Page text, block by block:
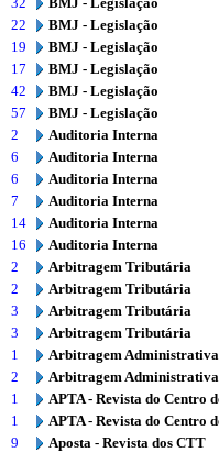
22
BMJ - Legislação
19
BMJ - Legislação
17
BMJ - Legislação
42
BMJ - Legislação
57
BMJ - Legislação
2
Auditoria Interna
6
Auditoria Interna
6
Auditoria Interna
7
Auditoria Interna
14
Auditoria Interna
16
Auditoria Interna
2
Arbitragem Tributária
2
Arbitragem Tributária
3
Arbitragem Tributária
3
Arbitragem Tributária
1
Arbitragem Administrativa
2
Arbitragem Administrativa
1
APTA - Revista do Centro
1
APTA - Revista do Centro
9
Aposta - Revista dos CTT